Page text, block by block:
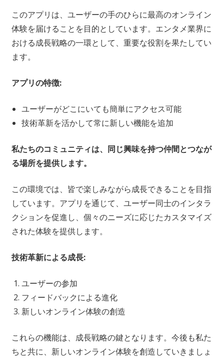
このアプリは、ユーザーの手のひらに最高のオンライン
体験を届けることを目的としています。エンタメ業界に
おける成長戦略の一環として、重要な役割を果たしてい
ます。
アプリの特徴:
ユーザーがどこにいても簡単にアクセス可能
技術革新を活かして常に新しい機能を追加
私たちのコミュニティは、同じ興味を持つ仲間とつなが
る場所を提供します。
この環境では、皆で楽しみながら成長できることを目指
しています。アプリを通じて、ユーザー同士のインタラ
クションを促進し、個々のニーズに応じたカスタマイズ
された体験を提供します。
技術革新による成長:
ユーザーの参加
フィードバックによる進化
新しいオンライン体験の創造
これらの機能は、成長戦略の鍵となります。今後も私た
ちと共に、新しいオンライン体験を創造していきましょ